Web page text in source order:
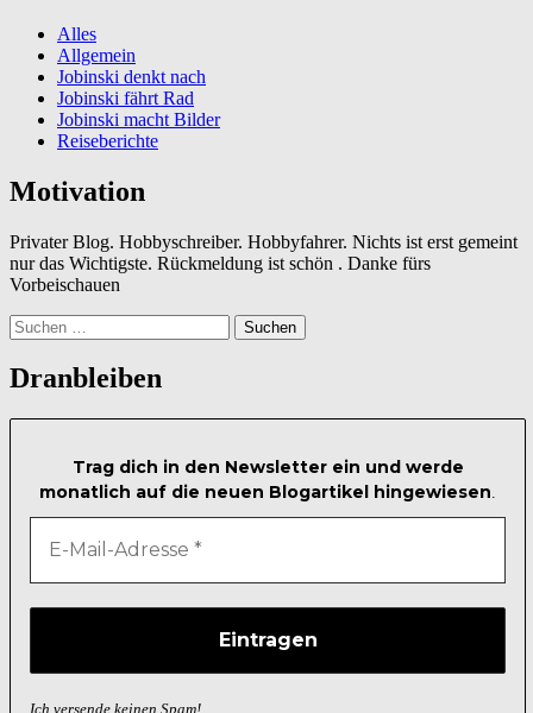
Alles
Allgemein
Jobinski denkt nach
Jobinski fährt Rad
Jobinski macht Bilder
Reiseberichte
Motivation
Privater Blog. Hobbyschreiber. Hobbyfahrer. Nichts ist erst gemeint
nur das Wichtigste. Rückmeldung ist schön . Danke fürs
Vorbeischauen
Suchen
nach:
Dranbleiben
Trag dich in den Newsletter ein und werde
monatlich auf die neuen Blogartikel hingewiesen.
Ich versende keinen Spam!